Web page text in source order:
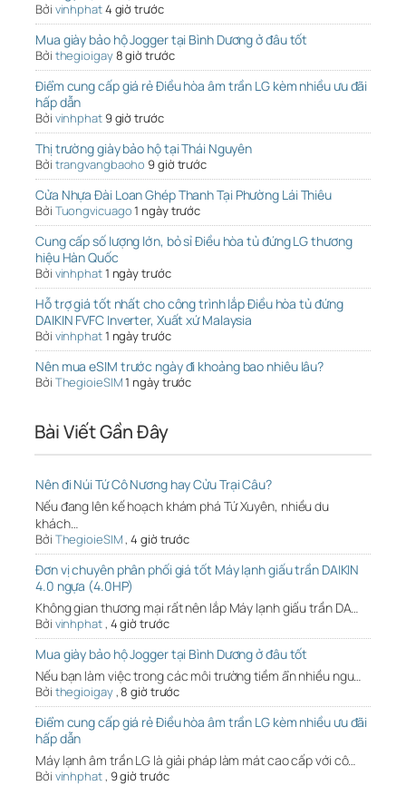
Bởi vinhphat4 giờ trước
Mua giày bảo hộ Jogger tại Bình Dương ở đâu tốt
Bởi thegioigay8 giờ trước
Điểm cung cấp giá rẻ Điều hòa âm trần LG kèm nhiều ưu đãi
hấp dẫn
Bởi vinhphat9 giờ trước
Thị trường giày bảo hộ tại Thái Nguyên
Bởi trangvangbaoho 9 giờ trước
Cửa Nhựa Đài Loan Ghép Thanh Tại Phường Lái Thiêu
Bởi Tuongvicuago1 ngày trước
Cung cấp số lượng lớn, bỏ sỉ Điều hòa tủ đứng LG thương
hiệu Hàn Quốc
Bởi vinhphat1 ngày trước
Hỗ trợ giá tốt nhất cho công trình lắp Điều hòa tủ đứng
DAIKIN FVFC Inverter, Xuất xứ Malaysia
Bởi vinhphat1 ngày trước
Nên mua eSIM trước ngày đi khoảng bao nhiêu lâu?
Bởi ThegioieSIM1 ngày trước
Bài Viết Gần Đây
Nên đi Núi Tứ Cô Nương hay Cửu Trại Câu?
Nếu đang lên kế hoạch khám phá Tứ Xuyên, nhiều du
khách…
Bởi ThegioieSIM,4 giờ trước
Đơn vị chuyên phân phối giá tốt Máy lạnh giấu trần DAIKIN
4.0 ngựa (4.0HP)
Không gian thương mại rất nên lắp Máy lạnh giấu trần DA…
Bởi vinhphat, 4 giờ trước
Mua giày bảo hộ Jogger tại Bình Dương ở đâu tốt
Nếu bạn làm việc trong các môi trường tiềm ẩn nhiều ngu…
Bởi thegioigay,8 giờ trước
Điểm cung cấp giá rẻ Điều hòa âm trần LG kèm nhiều ưu đãi
hấp dẫn
Máy lạnh âm trần LG là giải pháp làm mát cao cấp với cô…
Bởi vinhphat, 9 giờ trước